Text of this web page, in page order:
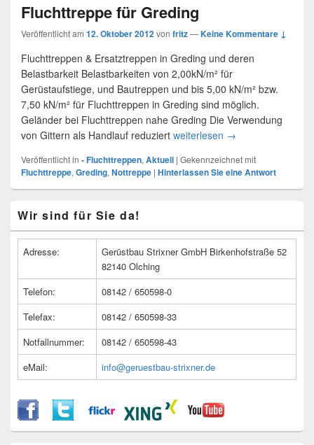
Fluchttreppe für Greding
Veröffentlicht am 12. Oktober 2012von fritz—Keine Kommentare ↓
Fluchttreppen & Ersatztreppen in Greding und deren
Belastbarkeit Belastbarkeiten von 2,00kN/m² für
Gerüstaufstiege, und Bautreppen und bis 5,00 kN/m² bzw.
7,50 kN/m² für Fluchttreppen in Greding sind möglich.
Geländer bei Fluchttreppen nahe Greding Die Verwendung
von Gittern als Handlauf reduziert weiterlesen Fluchttreppe für
→
Veröffentlicht in - Fluchttreppen, Aktuell | Gekennzeichnet mit
Fluchttreppe, Greding, Nottreppe | Hinterlassen Sie eine Antwort
Seitenleisten
Widget-
Wir sind für Sie da!
Adresse:
Gerüstbau Strixner GmbH Birkenhofstraße 52
82140 Olching
Telefon:
08142 / 650598-0
Telefax:
08142 / 650598-33
Notfallnummer:
08142 / 650598-43
eMail:
info@geruestbau-strixner.de